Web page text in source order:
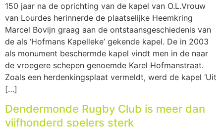
150 jaar na de oprichting van de kapel van O.L.Vrouw
van Lourdes herinnerde de plaatselijke Heemkring
Marcel Bovijn graag aan de ontstaansgeschiedenis van
de als ‘Hofmans Kapelleke’ gekende kapel. De in 2003
als monument beschermde kapel vindt men in de naar
de vroegere schepen genoemde Karel Hofmanstraat.
Zoals een herdenkingsplaat vermeldt, werd de kapel ‘Uit
[…]
Dendermonde Rugby Club is meer dan
vijfhonderd spelers sterk